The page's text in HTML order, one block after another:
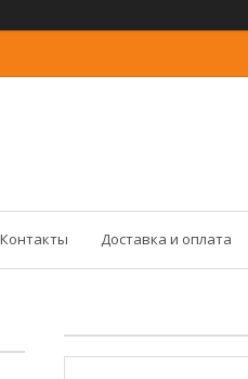
Контакты Доставка и оплата